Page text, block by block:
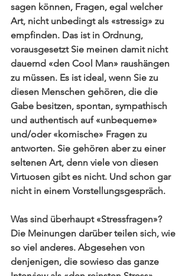
sagen können, Fragen, egal welcher
Art, nicht unbedingt als «stressig» zu
empfinden. Das ist in Ordnung,
vorausgesetzt Sie meinen damit nicht
dauernd «den Cool Man» raushängen
zu müssen. Es ist ideal, wenn Sie zu
diesen Menschen gehören, die die
Gabe besitzen, spontan, sympathisch
und authentisch auf «unbequeme»
und/oder «komische» Fragen zu
antworten. Sie gehören aber zu einer
seltenen Art, denn viele von diesen
Virtuosen gibt es nicht. Und schon gar
nicht in einem Vorstellungsgespräch.
Was sind überhaupt «Stressfragen»?
Die Meinungen darüber teilen sich, wie
so viel anderes. Abgesehen von
denjenigen, die sowieso das ganze